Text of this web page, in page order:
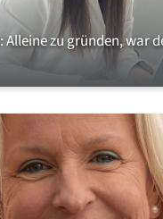
zu gründen, war